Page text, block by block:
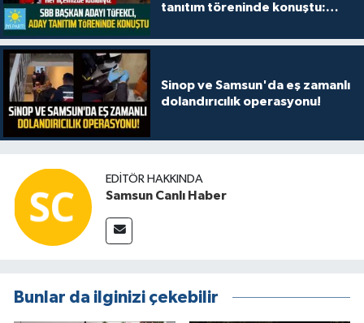
tanıtım töreninde konuştu:
Sinop ve Samsun'da eş zamanlı
dolandırıcılık operasyonu!
EDITÖR HAKKINDA
Samsun Canlı Haber
Bunlar da ilginizi çekebilir